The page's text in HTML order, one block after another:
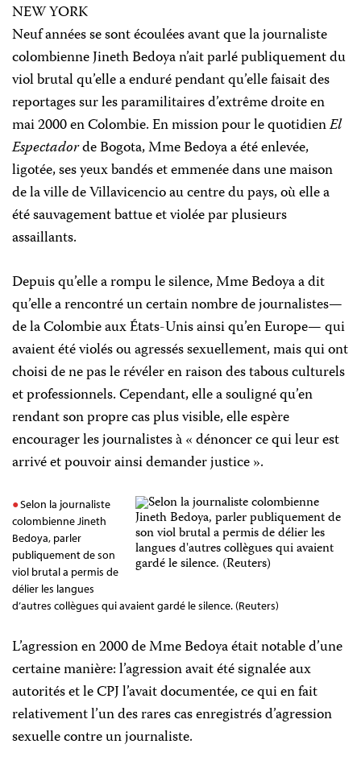
NEW YORK
Neuf années se sont écoulées avant que la journaliste
colombienne Jineth Bedoya n’ait parlé publiquement du
viol brutal qu’elle a enduré pendant qu’elle faisait des
reportages sur les paramilitaires d’extrême droite en
mai 2000 en Colombie. En mission pour le quotidienEl
Espectadorde Bogota, Mme Bedoya a été enlevée,
ligotée, ses yeux bandés et emmenée dans une maison
de la ville de Villavicencio au centre du pays, où elle a
été sauvagement battue et violée par plusieurs
assaillants.
Depuis qu’elle a rompu le silence, Mme Bedoya a dit
qu’elle a rencontré un certain nombre de journalistes—
de la Colombie aux États-Unis ainsi qu’en Europe—qui
avaient été violés ou agressés sexuellement, mais qui ont
choisi de ne pas le révéler en raison des tabous culturels
et professionnels. Cependant, elle a souligné qu’en
rendant son propre cas plus visible, elle espère
encourager les journalistes à « dénoncer ce qui leur est
arrivé et pouvoir ainsi demander justice ».
Selon la journaliste
colombienne Jineth
Bedoya, parler
publiquement de son
viol brutal a permis de
délier les langues
d’autres collègues qui avaient gardé le silence. (Reuters)
L’agression en 2000 de Mme Bedoya était notable d’une
certaine manière: l’agression avait été signalée aux
autorités et le CPJ l’avait documentée, ce qui en fait
relativement l’un des rares cas enregistrés d’agression
sexuelle contre un journaliste.